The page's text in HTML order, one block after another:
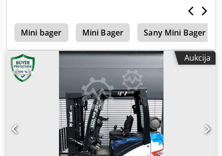
Mini bager Mini Bager Sany Mini Bager
Aukcija